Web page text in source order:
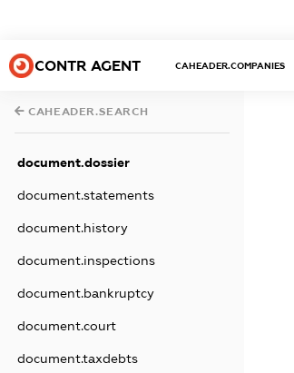
CONTR AGENT CAHEADER.COMPANIES
CAHEADER.SEARCH
document.dossier
document.statements
document.history
document.inspections
document.bankruptcy
document.court
document.taxdebts